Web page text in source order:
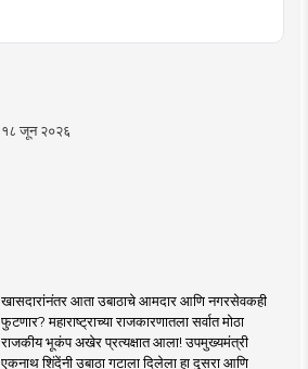
१८ जून २०२६
खासदारांनंतर आता उबाठाचे आमदार आणि नगरसेवकही
फुटणार? महाराष्ट्राच्या राजकारणातला सर्वात मोठा
राजकीय भूकंप अखेर प्रत्यक्षात आला! उपमुख्यमंत्री
एकनाथ शिंदेंनी उबाठा गटाला दिलेला हा दुसरा आणि